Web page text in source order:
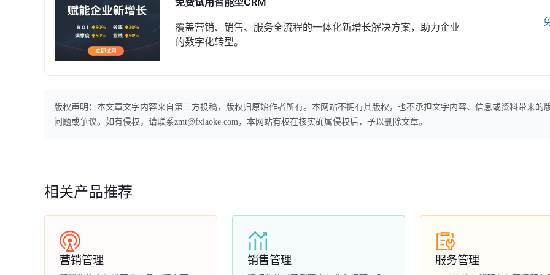
覆盖营销、销售、服务全流程的一体化新增长解决方案，助力企业
的数字化转型。
版权声明：本文章文字内容来自第三方投稿，版权归原始作者所有。本网站不拥有其版权，也不承担文字内容、信息或资料带来的
问题或争议。如有侵权，请联系zmt@fxiaoke.com，本网站有权在核实确属侵权后，予以删除文章。
相关产品推荐
营销管理 销售管理 服务管理